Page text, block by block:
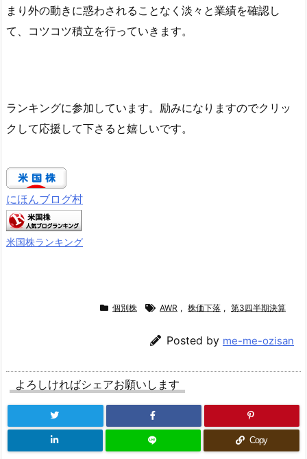
まり外の動きに惑わされることなく淡々と業績を確認し
て、コツコツ積立を行っていきます。
ランキングに参加しています。励みになりますのでクリッ
クして応援して下さると嬉しいです。
にほんブログ村
米国株ランキング
個別株 AWR , 株価下落 , 第3四半期決算
Posted by me-me-ozisan
よろしければシェアお願いします
Copy